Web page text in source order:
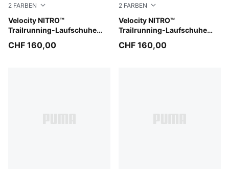
2 FARBEN
Velocity NITRO™
Trailrunning-Laufschuhe
Silver Fog-Ruby Noir-Mouse Gray
CHF 160,00
2 FARBEN
Velocity NITRO™
Trailrunning-Laufschuhe
PUMA Black-Feather Gray-
CHF 160,00